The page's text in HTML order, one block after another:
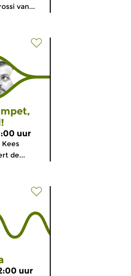
van...
uur
de...
uur